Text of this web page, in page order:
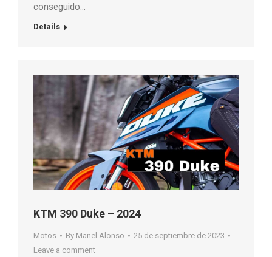
conseguido…
Details
KTM 390 Duke – 2024
Motos By Manel Alonso
25 de septiembre de 2023
Leave a comment